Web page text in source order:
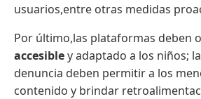
usuarios,entre otras medidas
Por último,las plataformas deben
accesibley adaptado a los niños;
denuncia deben permitir a los
contenido y brindar